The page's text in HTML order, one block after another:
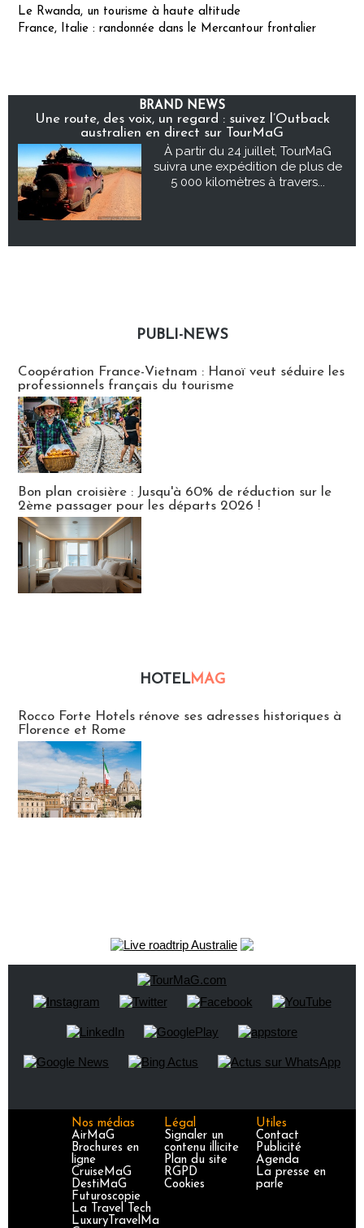
Le Rwanda, un tourisme à haute altitude
France, Italie : randonnée dans le Mercantour frontalier
BRAND NEWS
Une route, des voix, un regard : suivez l’Outback
australien en direct sur TourMaG
À partir du 24 juillet, TourMaG
suivra une expédition de plus de
5 000 kilomètres à travers...
PUBLI-NEWS
Coopération France-Vietnam : Hanoï veut séduire les
professionnels français du tourisme
Bon plan croisière : Jusqu'à 60% de réduction sur le
2ème passager pour les départs 2026 !
HOTELMAG
Rocco Forte Hotels rénove ses adresses historiques à
Florence et Rome
Nos médias
AirMaG
Brochures en
ligne
CruiseMaG
DestiMaG
Futuroscopie
La Travel Tech
LuxuryTravelMa
Légal
Signaler un
contenu illicite
Plan du site
RGPD
Cookies
Utiles
Contact
Publicité
Agenda
La presse en
parle